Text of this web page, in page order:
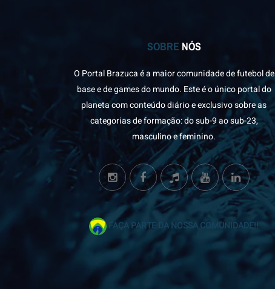
SOBRE NÓS
O Portal Brazuca é a maior comunidade de futebol de
base e de games do mundo. Este é o único portal do
planeta com conteúdo diário e exclusivo sobre as
categorias de formação: do sub-9 ao sub-23,
masculino e feminino.
FAÇA PARTE DA NOSSA COMUNIDADE!!